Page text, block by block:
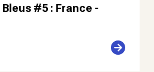
#5 : France -